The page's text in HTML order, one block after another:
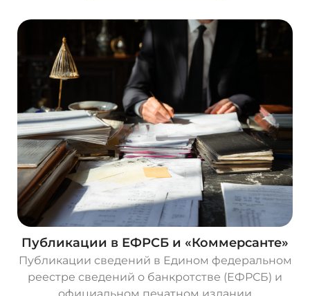
Публикации в ЕФРСБ и «Коммерсанте»
Публикации сведений в Едином федеральном
реестре сведений о банкротстве (ЕФРСБ) и